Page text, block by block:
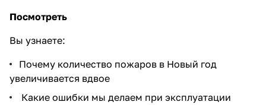
Посмотреть
Вы узнаете:
Почему количество пожаров в Новый год
увеличивается вдвое
Какие ошибки мы делаем при эксплуатации